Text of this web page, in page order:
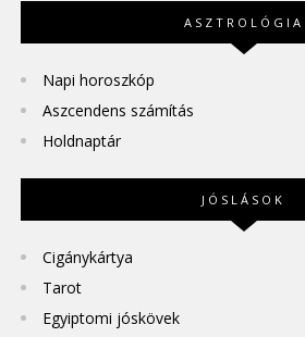
ASZTROLÓGIA
Napi horoszkóp
Aszcendens számítás
Holdnaptár
JÓSLÁSOK
Cigánykártya
Tarot
Egyiptomi jóskövek